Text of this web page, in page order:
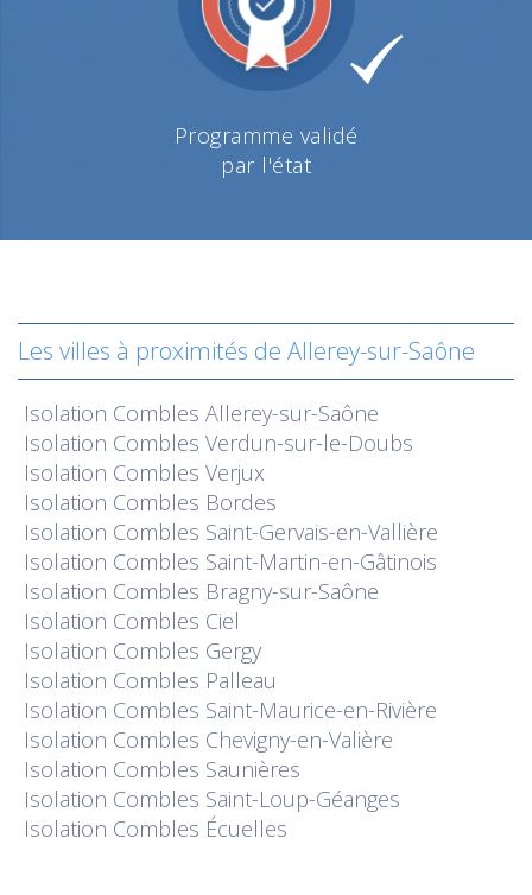
Programme validé
par l'état
Les villes à proximités de Allerey-sur-Saône
Isolation Combles Allerey-sur-Saône
Isolation Combles Verdun-sur-le-Doubs
Isolation Combles Verjux
Isolation Combles Bordes
Isolation Combles Saint-Gervais-en-Vallière
Isolation Combles Saint-Martin-en-Gâtinois
Isolation Combles Bragny-sur-Saône
Isolation Combles Ciel
Isolation Combles Gergy
Isolation Combles Palleau
Isolation Combles Saint-Maurice-en-Rivière
Isolation Combles Chevigny-en-Valière
Isolation Combles Saunières
Isolation Combles Saint-Loup-Géanges
Isolation Combles Écuelles